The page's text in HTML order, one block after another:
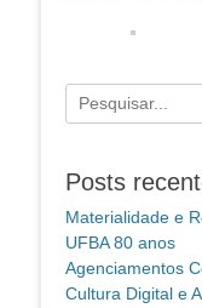
Pesquisar
por:
Posts
Materialidade e
UFBA 80 anos
Agenciamentos
Cultura Digital e